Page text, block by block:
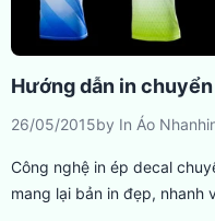
Hướng dẫn in
26/05/2015by In Áo Nhanh
Công nghệ in ép decal
mang lại bản in đẹp, nhanh